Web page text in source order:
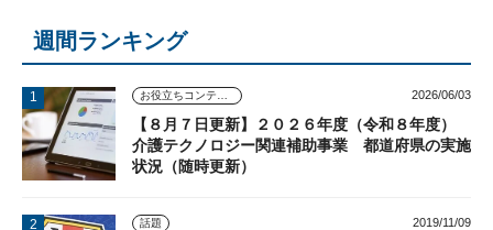
週間ランキング
2026/06/03
【８月７日更新】２０２６年度（令和８年度）
介護テクノロジー関連補助事業 都道府県の実施
状況（随時更新）
話題 2019/11/09